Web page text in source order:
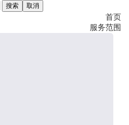
搜索 取消
首页
服务范围